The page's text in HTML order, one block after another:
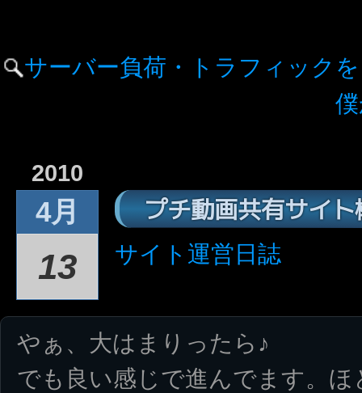
サーバー負荷・トラフィック
2010
4月
13
プチ動画共有サイ
サイト運営日誌
やぁ、大はまりったら♪
でも良い感じで進んでます。